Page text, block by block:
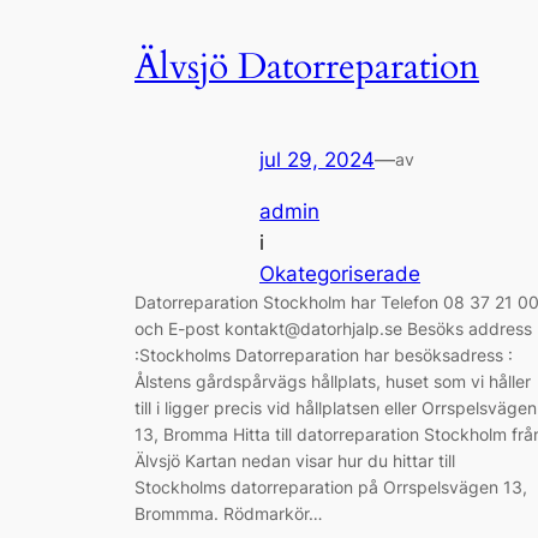
Älvsjö Datorreparation
jul 29, 2024—av
admin
i
Okategoriserade
Datorreparation Stockholm har Telefon 08 37 21 00
och E-post kontakt@datorhjalp.se Besöks address
:Stockholms Datorreparation har besöksadress :
Ålstens gårdspårvägs hållplats, huset som vi håller
till i ligger precis vid hållplatsen eller Orrspelsvägen
13, Bromma Hitta till datorreparation Stockholm
Älvsjö Kartan nedan visar hur du hittar till
Stockholms datorreparation på Orrspelsvägen 13,
Brommma. Rödmarkör…